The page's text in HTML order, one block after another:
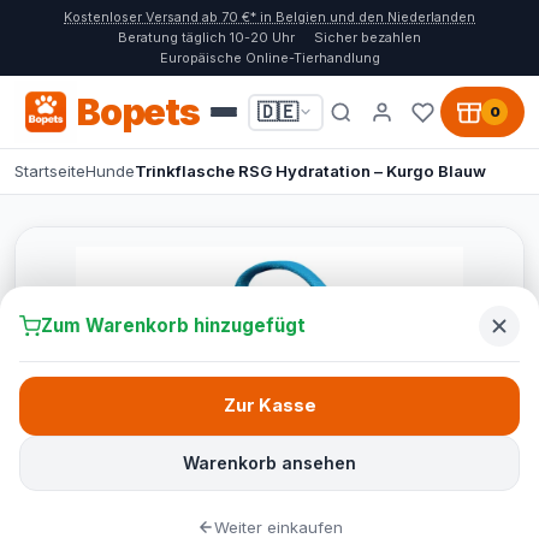
Kostenloser Versand ab 70 €* in Belgien und den Niederlanden
Beratung täglich 10-20 Uhr
Sicher bezahlen
Europäische Online-Tierhandlung
Bopets 🇩🇪 0
StartseiteHundeTrinkflasche RSG Hydratation – Kurgo Blauw
Zum Warenkorb hinzugefügt
Warenkorb ansehen
Zur Kasse
Weiter einkaufen